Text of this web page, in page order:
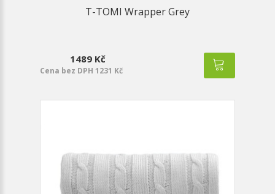
T-TOMI Wrapper Grey
1489 Kč
Cena bez DPH 1231 Kč